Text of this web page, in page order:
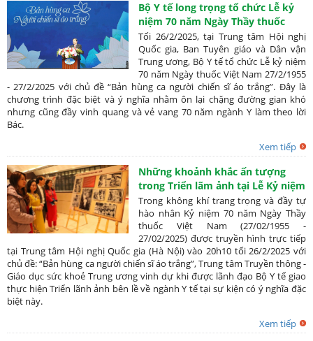
Bộ Y tế long trọng tổ chức Lễ kỷ
niệm 70 năm Ngày Thầy thuốc
Việt Nam 27/2/1955 - 27/2/2025
Tối 26/2/2025, tại Trung tâm Hội nghị
Quốc gia, Ban Tuyên giáo và Dân vận
Trung ương, Bộ Y tế tổ chức Lễ kỷ niệm
70 năm Ngày thuốc Việt Nam 27/2/1955
- 27/2/2025 với chủ đề “Bản hùng ca người chiến sĩ áo trắng”. Đây là
chương trình đặc biệt và ý nghĩa nhằm ôn lại chặng đường gian khó
nhưng cũng đầy vinh quang và vẻ vang 70 năm ngành Y làm theo lời
Bác.
Xem tiếp
Những khoảnh khắc ấn tượng
trong Triển lãm ảnh tại Lễ Kỷ niệm
70 năm Ngày Thầy thuốc Việt Nam
Trong không khí trang trọng và đầy tự
hào nhân Kỷ niệm 70 năm Ngày Thầy
thuốc Việt Nam (27/02/1955 -
27/02/2025) được truyền hình trực tiếp
tại Trung tâm Hội nghị Quốc gia (Hà Nội) vào 20h10 tối 26/2/2025 với
chủ đề: “Bản hùng ca người chiến sĩ áo trắng”, Trung tâm Truyền thông -
Giáo dục sức khoẻ Trung ương vinh dự khi được lãnh đạo Bộ Y tế giao
thực hiện Triển lãnh ảnh bên lề về ngành Y tế tại sự kiện có ý nghĩa đặc
biệt này.
Xem tiếp